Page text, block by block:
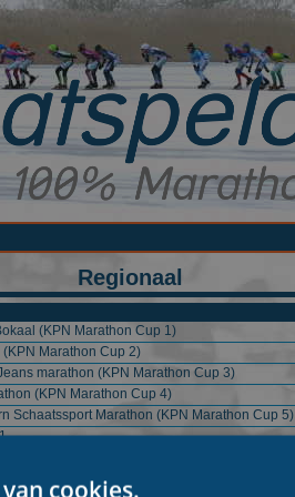
Regionaal
(KPN Marathon Cup 1)
Marathon Cup 2)
marathon (KPN Marathon Cup 3)
(KPN Marathon Cup 4)
Schaatssport Marathon (KPN Marathon Cup 5)
cookies.